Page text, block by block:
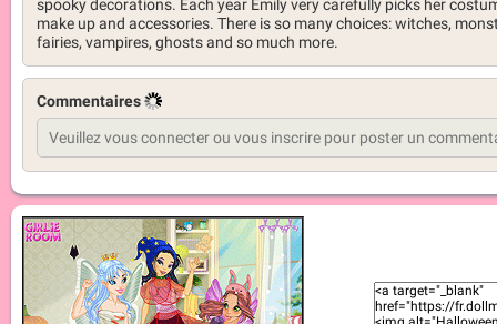
spooky decorations. Each year Emily very carefully picks her
make up and accessories. There is so many choices: witches,
fairies, vampires, ghosts and so much more.
Commentaires